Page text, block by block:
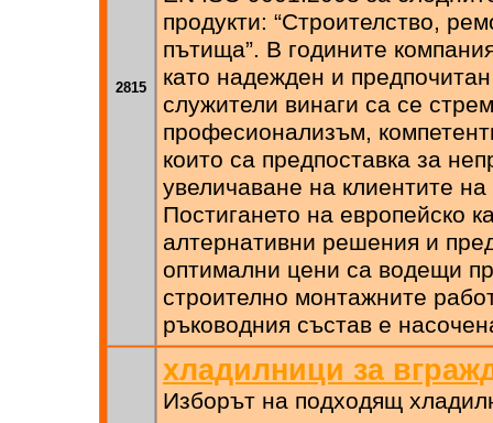
2815
продукти: “Строителство,
пътища”. В годините
като надежден и
служители винаги са се
професионализъм,
които са предпоставка за
увеличаване на клиентите
Постигането на европейско
алтернативни решения и
оптимални цени са водещи
строително монтажните
ръководния състав е
хладилници за
Изборът на подходящ